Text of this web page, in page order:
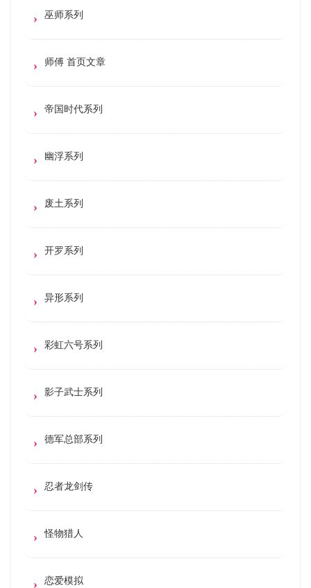
巫师系列
师傅 首页文章
帝国时代系列
幽浮系列
废土系列
开罗系列
异形系列
彩虹六号系列
影子武士系列
德军总部系列
忍者龙剑传
怪物猎人
恋爱模拟